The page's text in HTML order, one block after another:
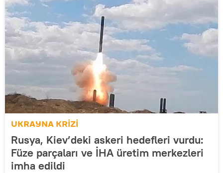
UKRAYNA KRİZİ
Rusya, Kiev’deki askeri hedefleri vurdu:
Füze parçaları ve İHA üretim merkezleri
imha edildi